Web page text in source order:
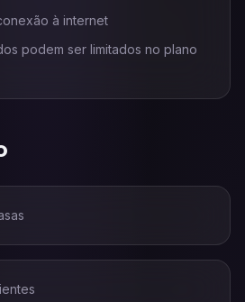
à internet
podem ser limitados no plano